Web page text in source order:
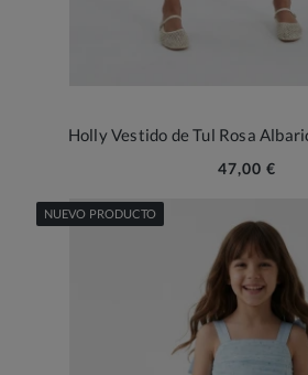
Holly Vestido de Tul Rosa
47,00 €
NUEVO PRODUCTO